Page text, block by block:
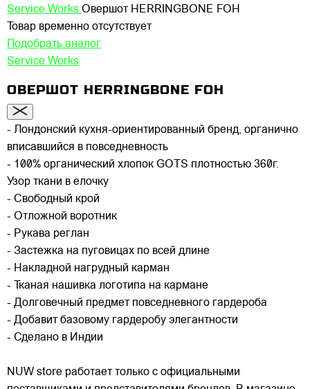
Service Works Овершот HERRINGBONE FOH
Товар временно отсутствует
Подобрать аналог
Service Works
ОВЕРШОТ HERRINGBONE FOH
- Лондонский кухня-ориентированный бренд, органично
вписавшийся в повседневность
- 100% органический хлопок GOTS плотностью 360г.
Узор ткани в елочку
- Свободный крой
- Отложной воротник
- Рукава реглан
- Застежка на пуговицах по всей длине
- Накладной нагрудный карман
- Тканая нашивка логотипа на кармане
- Долговечный предмет повседневного гардероба
- Добавит базовому гардеробу элегантности
- Сделано в Индии
NUW store работает только с официальными